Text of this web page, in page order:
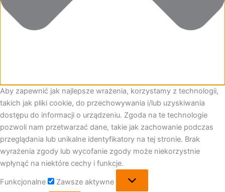
Aby zapewnić jak najlepsze wrażenia, korzystamy z technologii,
takich jak pliki cookie, do przechowywania i/lub uzyskiwania
dostępu do informacji o urządzeniu. Zgoda na te technologie
pozwoli nam przetwarzać dane, takie jak zachowanie podczas
przeglądania lub unikalne identyfikatory na tej stronie. Brak
wyrażenia zgody lub wycofanie zgody może niekorzystnie
wpłynąć na niektóre cechy i funkcje.
Funkcjonalne Zawsze aktywne